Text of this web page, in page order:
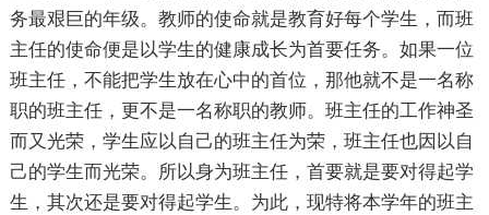
务最艰巨的年级。教师的使命就是教育好每个学生，而班
主任的使命便是以学生的健康成长为首要任务。如果一位
班主任，不能把学生放在心中的首位，那他就不是一名称
职的班主任，更不是一名称职的教师。班主任的工作神圣
而又光荣，学生应以自己的班主任为荣，班主任也因以自
己的学生而光荣。所以身为班主任，首要就是要对得起学
生，其次还是要对得起学生。为此，现特将本学年的班主